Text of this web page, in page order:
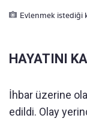
Evlenmek istediği
HAYATINI
İhbar üzerine
edildi. Olay